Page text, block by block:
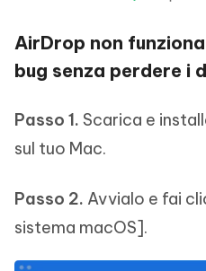
AirDrop non
bug senza perdere i
Passo 1. Scarica e
sul tuo Mac.
Passo 2. Avvialo e fai
sistema macOS].